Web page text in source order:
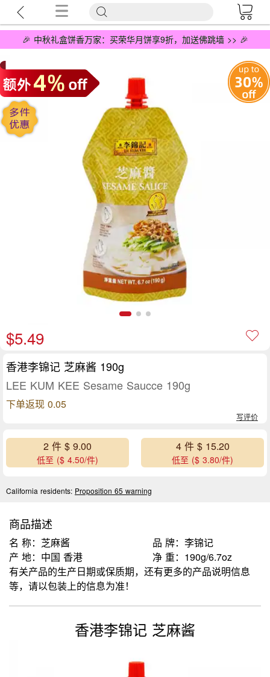
🎉 中秋礼盒饼香万家：买荣华月饼享9折，加送佛跳墙 >> 🎉
$5.49
香港李锦记 芝麻酱 190g
LEE KUM KEE Sesame Saucce 190g
下单返现 0.05
写评价
2 件 $ 9.00
低至 ($ 4.50/件)
4 件 $ 15.20
低至 ($ 3.80/件)
California residents: Proposition 65 warning
商品描述
名 称：芝麻酱
品 牌：李锦记
产 地：中国 香港
净 重：190g/6.7oz
有关产品的生产日期或保质期，还有更多的产品说明信息
等，请以包装上的信息为准！
香港李锦记 芝麻酱